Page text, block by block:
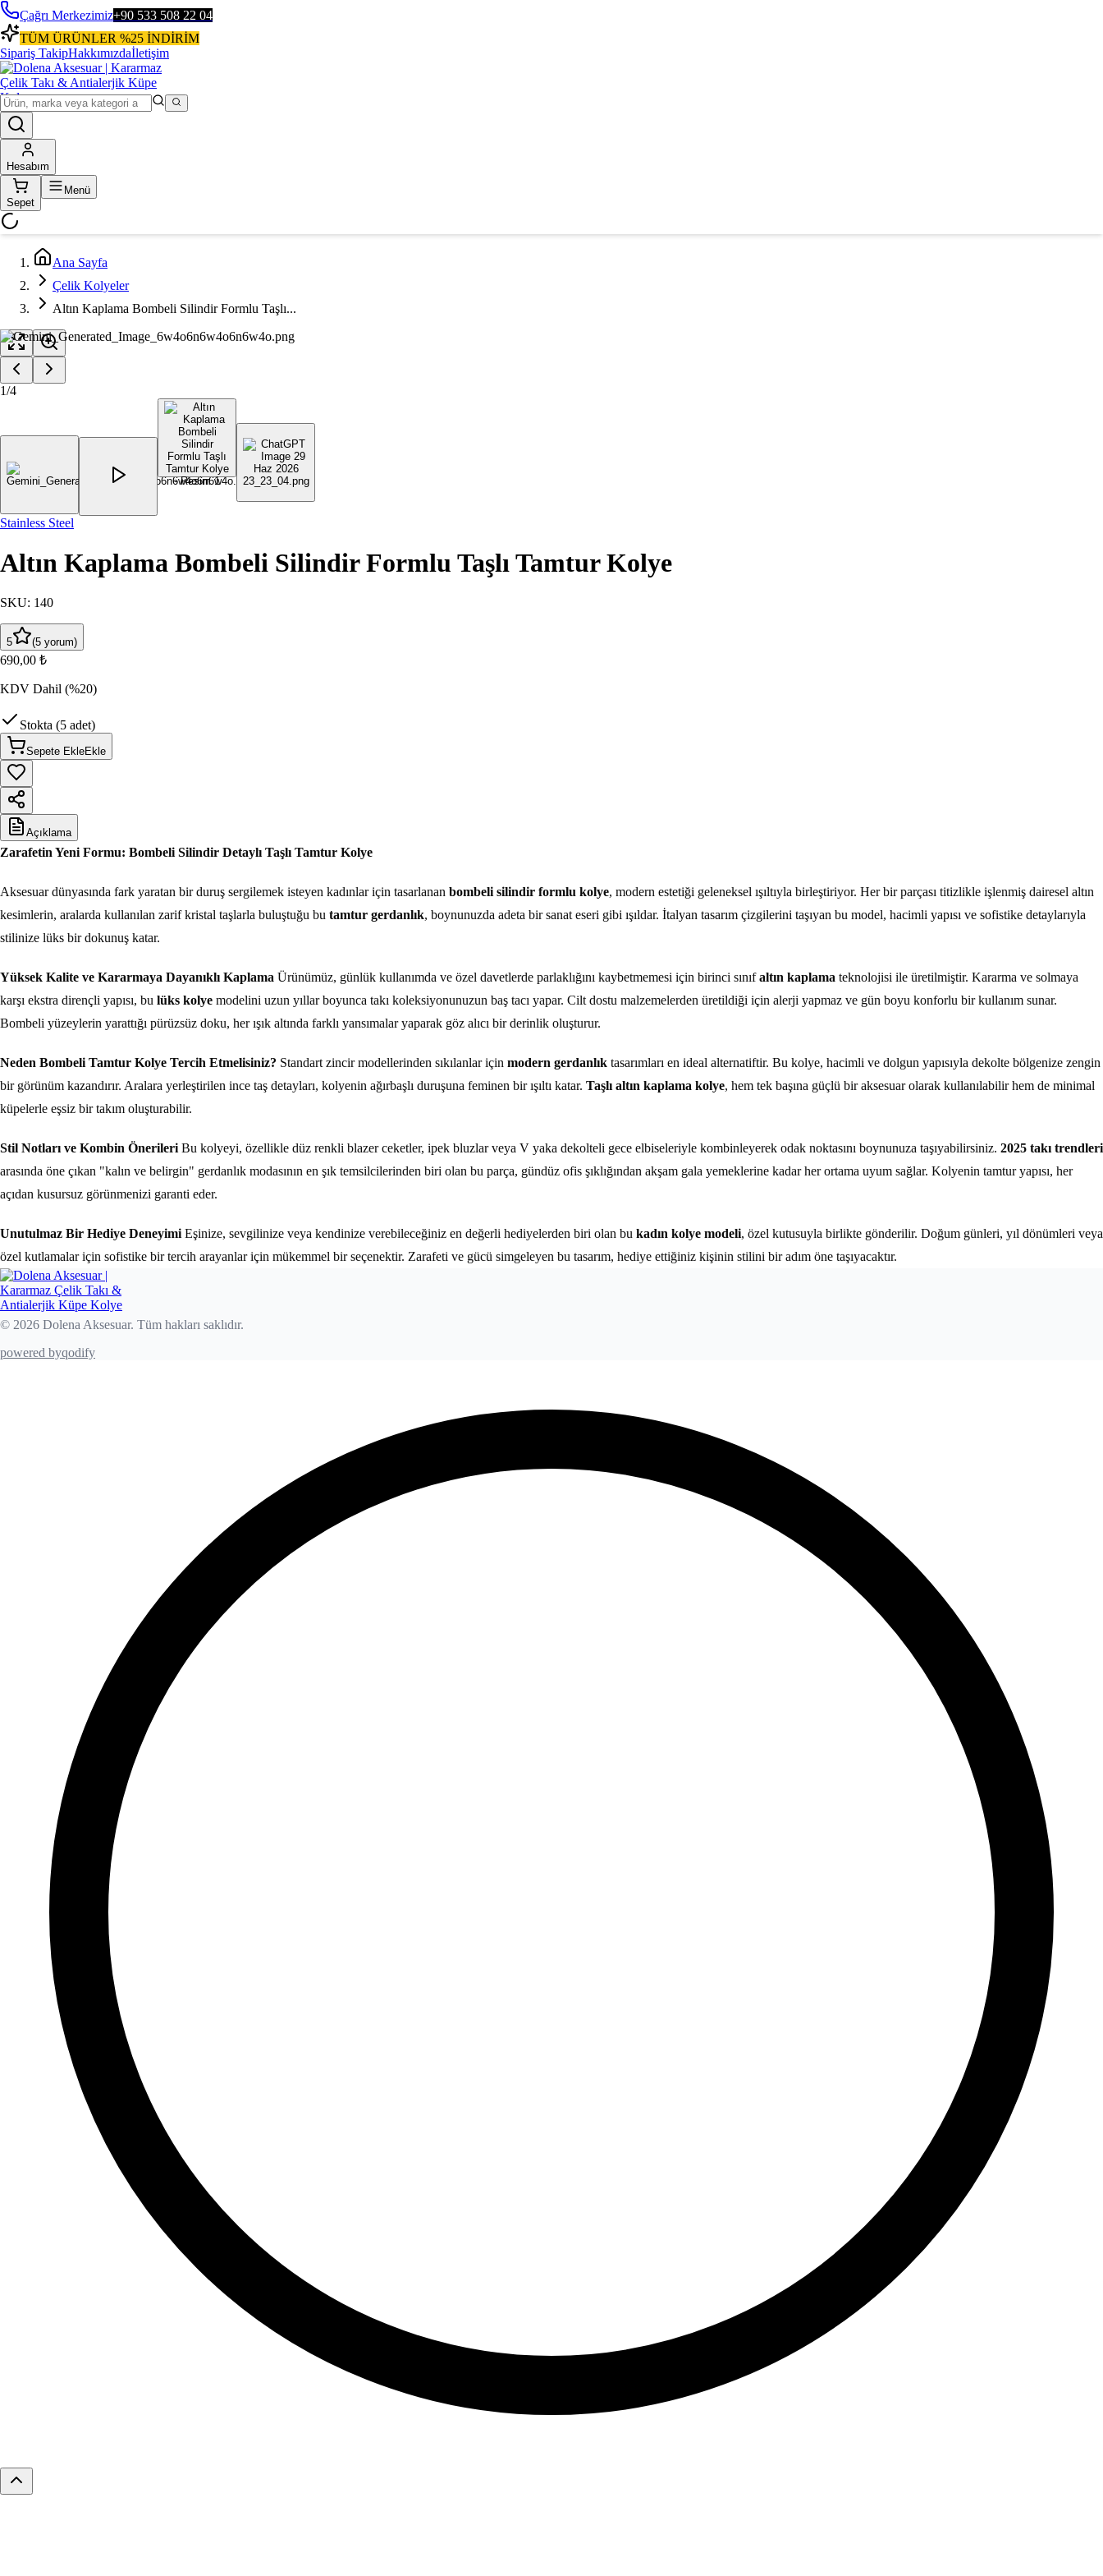
Çağrı Merkezimiz+90 533 508 22 04
TÜM ÜRÜNLER %25 İNDİRİM
Sipariş TakipHakkımızdaİletişim
Hesabım
Sepet
Menü
Ana Sayfa
Çelik Kolyeler
Altın Kaplama Bombeli Silindir Formlu Taşlı...
1/4
Stainless Steel
Altın Kaplama Bombeli Silindir Formlu Taşlı Tamtur Kolye
SKU: 140
5 (5 yorum)
690,00 ₺
KDV Dahil (%20)
Stokta (5 adet)
Sepete EkleEkle
Açıklama
Zarafetin Yeni Formu: Bombeli Silindir Detaylı Taşlı Tamtur Kolye
Aksesuar dünyasında fark yaratan bir duruş sergilemek isteyen kadınlar için tasarlanan bombeli silindir formlu kolye, modern estetiği geleneksel ışıltıyla birleştiriyor. Her bir parçası titizlikle işlenmiş dairesel altın
kesimlerin, aralarda kullanılan zarif kristal taşlarla buluştuğu bu tamtur gerdanlık, boynunuzda adeta bir sanat eseri gibi ışıldar. İtalyan tasarım çizgilerini taşıyan bu model, hacimli yapısı ve sofistike detaylarıyla
stilinize lüks bir dokunuş katar.
Yüksek Kalite ve Kararmaya Dayanıklı Kaplama Ürünümüz, günlük kullanımda ve özel davetlerde parlaklığını kaybetmemesi için birinci sınıfaltın kaplama teknolojisi ile üretilmiştir. Kararma ve solmaya
karşı ekstra dirençli yapısı, bu lüks kolye modelini uzun yıllar boyunca takı koleksiyonunuzun baş tacı yapar. Cilt dostu malzemelerden üretildiği için alerji yapmaz ve gün boyu konforlu bir kullanım sunar.
Bombeli yüzeylerin yarattığı pürüzsüz doku, her ışık altında farklı yansımalar yaparak göz alıcı bir derinlik oluşturur.
Neden Bombeli Tamtur Kolye Tercih Etmelisiniz? Standart zincir modellerinden sıkılanlar için modern gerdanlık tasarımları en ideal alternatiftir. Bu kolye, hacimli ve dolgun yapısıyla dekolte bölgenize zengin
bir görünüm kazandırır. Aralara yerleştirilen ince taş detayları, kolyenin ağırbaşlı duruşuna feminen bir ışıltı katar. Taşlı altın kaplama kolye, hem tek başına güçlü bir aksesuar olarak kullanılabilir hem de minimal
küpelerle eşsiz bir takım oluşturabilir.
Stil Notları ve Kombin Önerileri Bu kolyeyi, özellikle düz renkli blazer ceketler, ipek bluzlar veya V yaka dekolteli gece elbiseleriyle kombinleyerek odak noktasını boynunuza taşıyabilirsiniz. 2025 takı trendleri
arasında öne çıkan "kalın ve belirgin" gerdanlık modasının en şık temsilcilerinden biri olan bu parça, gündüz ofis şıklığından akşam gala yemeklerine kadar her ortama uyum sağlar. Kolyenin tamtur yapısı, her
açıdan kusursuz görünmenizi garanti eder.
Unutulmaz Bir Hediye Deneyimi Eşinize, sevgilinize veya kendinize verebileceğiniz en değerli hediyelerden biri olan bu kadın kolye modeli, özel kutusuyla birlikte gönderilir. Doğum günleri, yıl dönümleri veya
özel kutlamalar için sofistike bir tercih arayanlar için mükemmel bir seçenektir. Zarafeti ve gücü simgeleyen bu tasarım, hediye ettiğiniz kişinin stilini bir adım öne taşıyacaktır.
© 2026 Dolena Aksesuar. Tüm hakları saklıdır.
powered byqodify